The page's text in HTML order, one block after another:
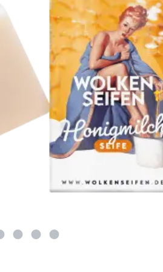
Haarfarbe
und Conditioner